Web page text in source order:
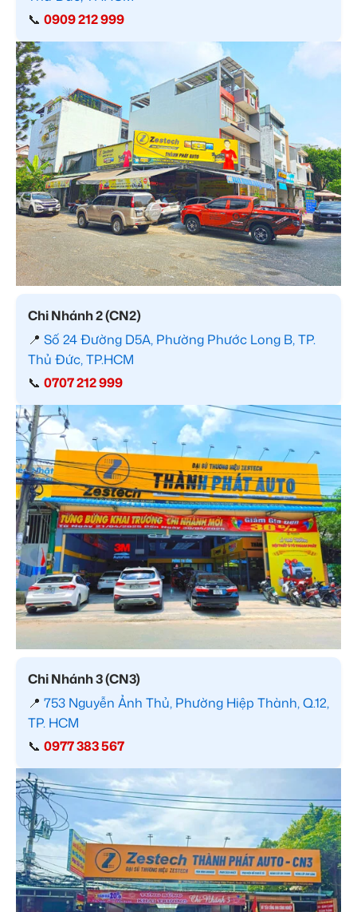
📞 0909 212 999
Chi Nhánh 2 (CN2)
📍 Số 24 Đường D5A, Phường Phước Long B, TP.
Thủ Đức, TP.HCM
📞 0707 212 999
Chi Nhánh 3 (CN3)
📍 753 Nguyễn Ảnh Thủ, Phường Hiệp Thành, Q.12,
TP. HCM
📞 0977 383 567